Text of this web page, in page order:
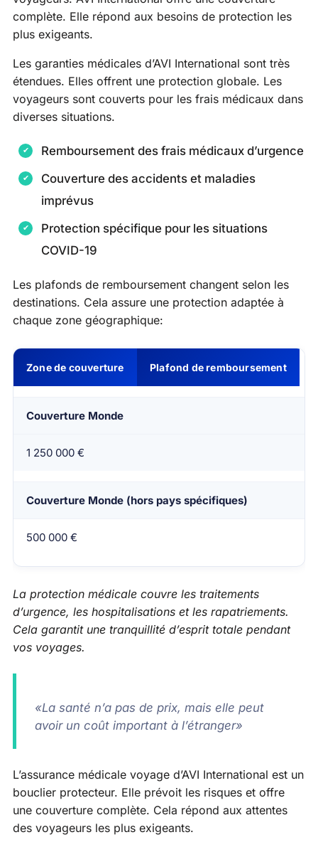
complète. Elle répond aux besoins de protection les
plus exigeants.
Les garanties médicales d’AVI International sont très
étendues. Elles offrent une protection globale. Les
voyageurs sont couverts pour les frais médicaux dans
diverses situations.
Remboursement des frais médicaux d’urgence
Couverture des accidents et maladies
imprévus
Protection spécifique pour les situations
COVID-19
Les plafonds de remboursement changent selon les
destinations. Cela assure une protection adaptée à
chaque zone géographique:
Zone de couverture Plafond de remboursement
Couverture Monde
1 250 000 €
Couverture Monde (hors pays spécifiques)
500 000 €
La protection médicale couvre les traitements
d’urgence, les hospitalisations et les rapatriements.
Cela garantit une tranquillité d’esprit totale pendant
vos voyages.
«La santé n’a pas de prix, mais elle peut
avoir un coût important à l’étranger»
L’assurance médicale voyage d’AVI International est un
bouclier protecteur. Elle prévoit les risques et offre
une couverture complète. Cela répond aux attentes
des voyageurs les plus exigeants.